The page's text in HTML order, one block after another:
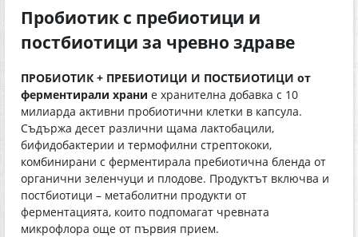
Пробиотик с пребиотици и
постбиотици за чревно здраве
ПРОБИОТИК + ПРЕБИОТИЦИ И ПОСТБИОТИЦИ от
ферментирали храни е хранителна добавка с 10
милиарда активни пробиотични клетки в капсула.
Съдържа десет различни щама лактобацили,
бифидобактерии и термофилни стрептококи,
комбинирани с ферментирала пребиотична бленда от
органични зеленчуци и плодове. Продуктът включва и
постбиотици – метаболитни продукти от
ферментацията, които подпомагат чревната
микрофлора още от първия прием.